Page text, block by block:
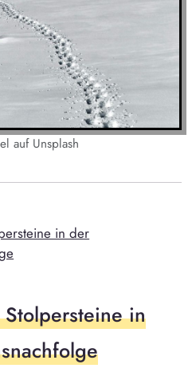
auf Unsplash
in der
in